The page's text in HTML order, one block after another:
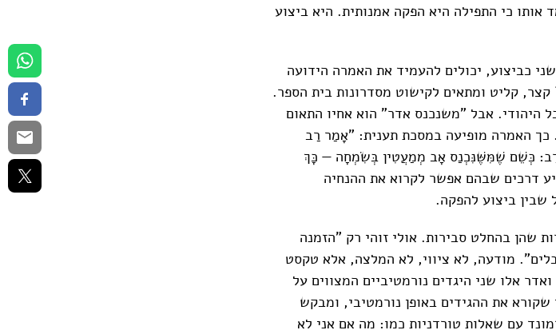
כי התפילה היא הפקה אמנותית. היא ביצוע
כביצוע, יכולים להעמיד את האמרה הידועה
קליט ומתאים לקישוט מסדרונות בית הספר.
היהודי. אבל "משנכנס אדר" הוא אחיו התאום
כך האמרה מופיעה במסכת תענית: "אָמַר רַב
כְּשֵׁם שֶׁמִּשֶּׁנִּכְנַס אָב מְמַעֲטִין בְּשִׂמְחָה — כָּךְ
דרכים שבהם אפשר לקרוא את ההנחיה
ביצוע להפקה.
שהן בהחלט סבירות. אולי זוהי רק "הזמנה
מודעה, לא ציווי, לא המלצה, אלא טקסט
אלו שני היגדים נורמטיביים המצווים על
שקורא את ההגידים באופן נורמטיבי, ומבקש
עם שאלות טורדניות כמו: מה אם אני לא